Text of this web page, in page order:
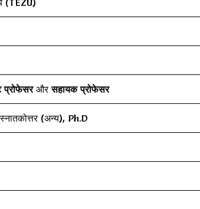
(TEZU)
प्रोफेसर औरसहायक प्रोफेसर
(अन्य), Ph.D